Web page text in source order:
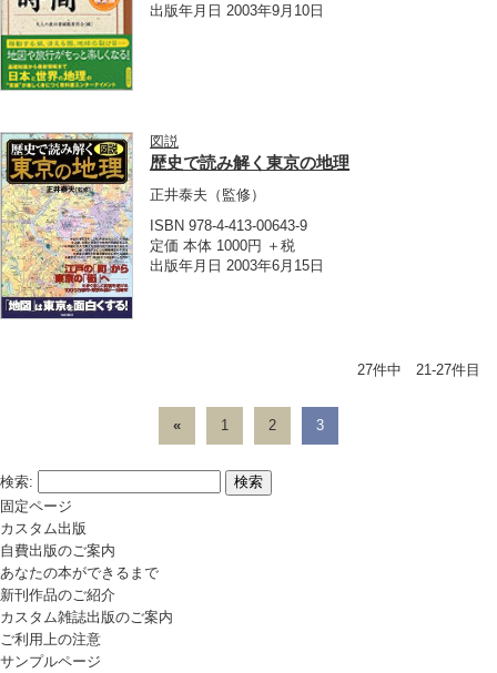
出版年月日 2003年9月10日
図説
歴史で読み解く東京の地理
正井泰夫 （監修）
ISBN 978-4-413-00643-9
定価 本体 1000円 ＋税
出版年月日 2003年6月15日
27件中 21-27件目
« 1 2 3
検索:
固定ページ
カスタム出版
自費出版のご案内
あなたの本ができるまで
新刊作品のご紹介
カスタム雑誌出版のご案内
ご利用上の注意
サンプルページ